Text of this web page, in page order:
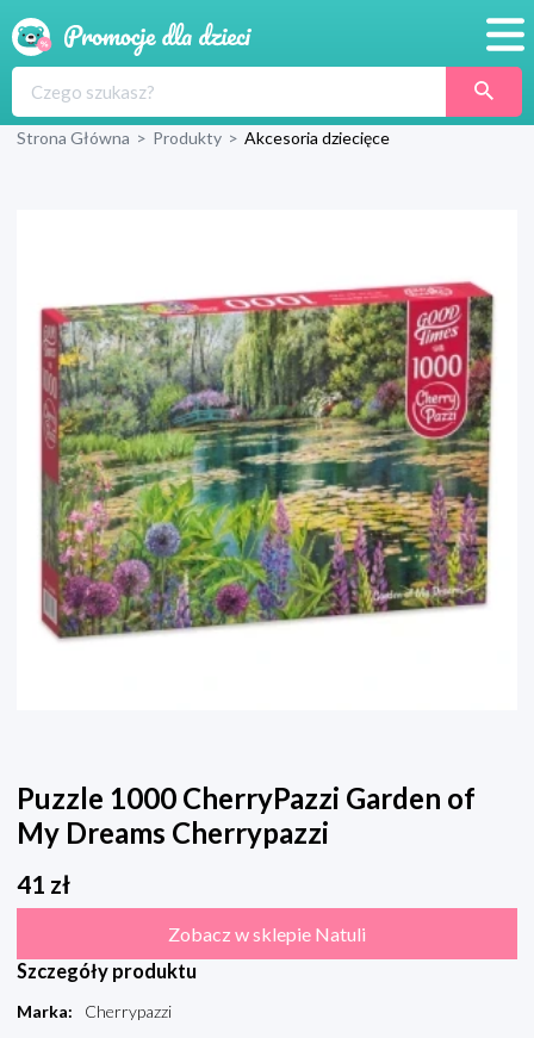
Produkty
Wyprawka
Strona Główna > Produkty > Akcesoria dziecięce
Puzzle 1000 CherryPazzi Garden of
My Dreams Cherrypazzi
41 zł
Zobacz w sklepie Natuli
Szczegóły produktu
Marka:
Cherrypazzi